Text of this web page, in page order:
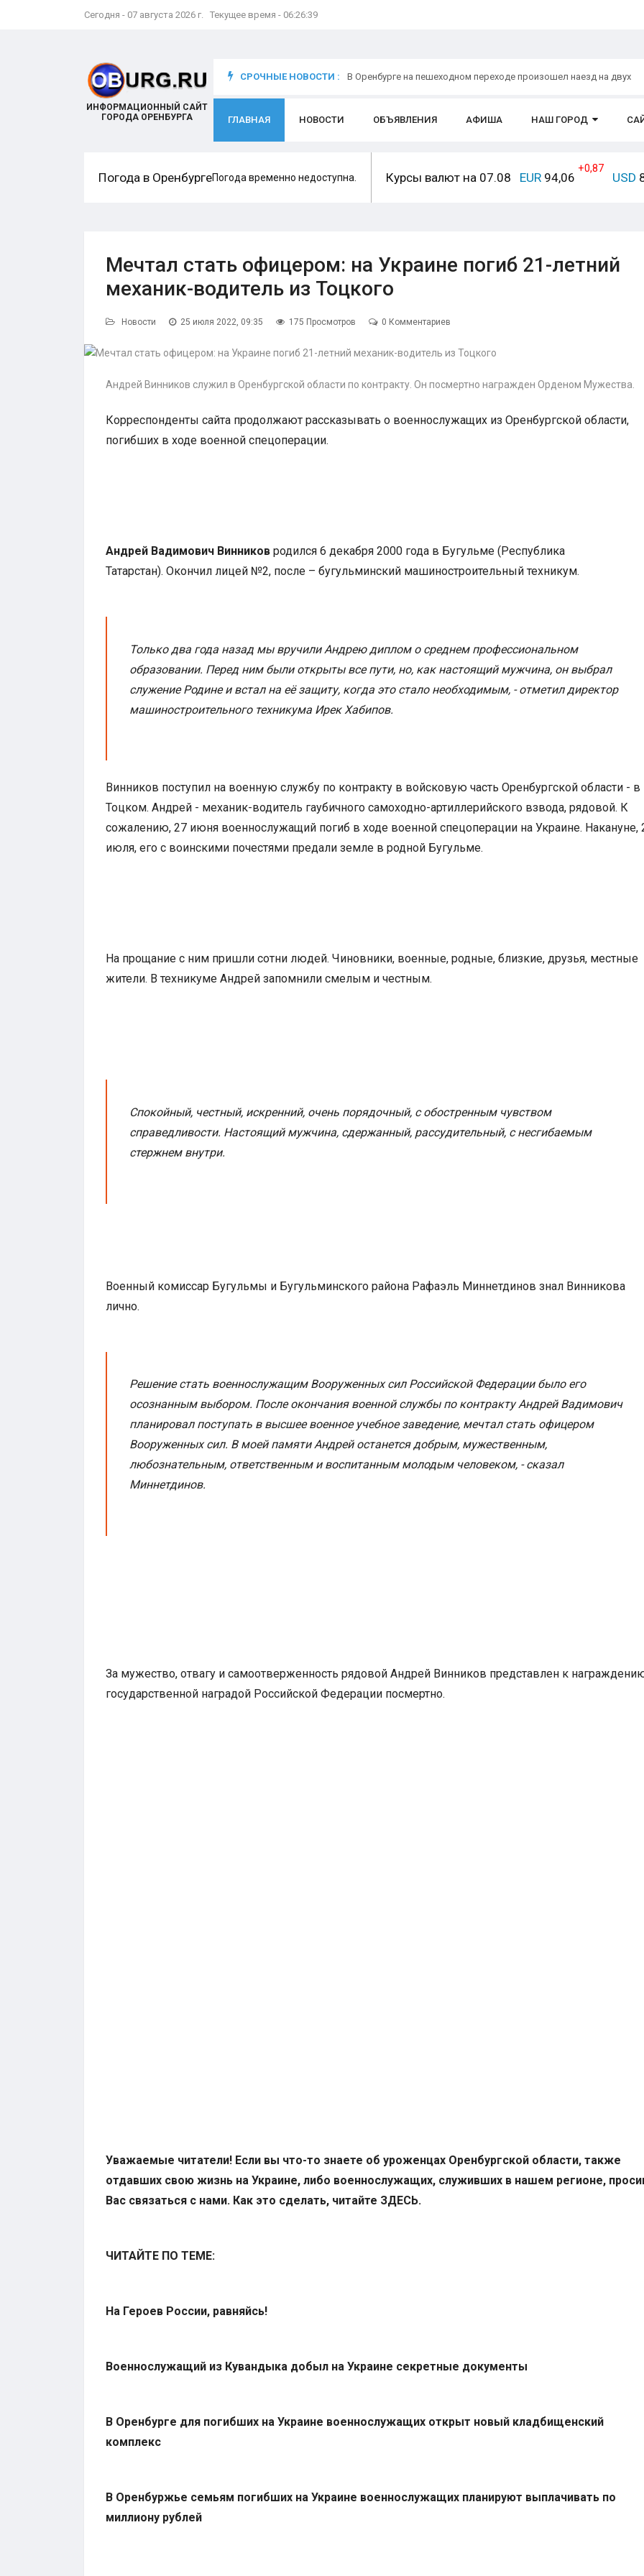
Сегодня - 07 августа 2026 г. Текущее время - 06:26:40
ИНФОРМАЦИОННЫЙ САЙТ
ГОРОДА ОРЕНБУРГА
СРОЧНЫЕ НОВОСТИ :
«Азимут» Елены Никифоровой В Оренбурге на пешеходном переходе произошел наезд на двух
ГЛАВНАЯ НОВОСТИ ОБЪЯВЛЕНИЯ АФИША НАШ ГОРОД
Погода в ОренбургеПогода временно недоступна. Курсы валют на 07.08 EUR 94,06
+0,87
USD
Мечтал стать офицером: на Украине погиб 21-летний
механик-водитель из Тоцкого
Новости 25 июля 2022, 09:35 175 Просмотров 0 Комментариев
Андрей Винников служил в Оренбургской области по контракту. Он посмертно награжден Орденом Мужества.
Корреспонденты сайта продолжают рассказывать о военнослужащих из Оренбургской области,
погибших в ходе военной спецоперации.
Андрей Вадимович Винников родился 6 декабря 2000 года в Бугульме (Республика
Татарстан). Окончил лицей №2, после – бугульминский машиностроительный техникум.
Только два года назад мы вручили Андрею диплом о среднем профессиональном
образовании. Перед ним были открыты все пути, но, как настоящий мужчина, он выбрал
служение Родине и встал на её защиту, когда это стало необходимым, - отметил директор
машиностроительного техникума Ирек Хабипов.
Винников поступил на военную службу по контракту в войсковую часть Оренбургской области - в
Тоцком. Андрей - механик-водитель гаубичного самоходно-артиллерийского взвода, рядовой. К
сожалению, 27 июня военнослужащий погиб в ходе военной спецоперации на Украине. Накануне,
июля, его с воинскими почестями предали земле в родной Бугульме.
На прощание с ним пришли сотни людей. Чиновники, военные, родные, близкие, друзья, местные
жители. В техникуме Андрей запомнили смелым и честным.
Спокойный, честный, искренний, очень порядочный, с обостренным чувством
справедливости. Настоящий мужчина, сдержанный, рассудительный, с несгибаемым
стержнем внутри.
Военный комиссар Бугульмы и Бугульминского района Рафаэль Миннетдинов знал Винникова
лично.
Решение стать военнослужащим Вооруженных сил Российской Федерации было его
осознанным выбором. После окончания военной службы по контракту Андрей Вадимович
планировал поступать в высшее военное учебное заведение, мечтал стать офицером
Вооруженных сил. В моей памяти Андрей останется добрым, мужественным,
любознательным, ответственным и воспитанным молодым человеком, - сказал
Миннетдинов.
За мужество, отвагу и самоотверженность рядовой Андрей Винников представлен к
государственной наградой Российской Федерации посмертно.
Уважаемые читатели! Если вы что-то знаете об уроженцах Оренбургской области, также
отдавших свою жизнь на Украине, либо военнослужащих, служивших в нашем регионе,
Вас связаться с нами. Как это сделать, читайте ЗДЕСЬ.
ЧИТАЙТЕ ПО ТЕМЕ:
На Героев России, равняйсь!
Военнослужащий из Кувандыка добыл на Украине секретные документы
В Оренбурге для погибших на Украине военнослужащих открыт новый кладбищенский
комплекс
В Оренбуржье семьям погибших на Украине военнослужащих планируют выплачивать по
миллиону рублей